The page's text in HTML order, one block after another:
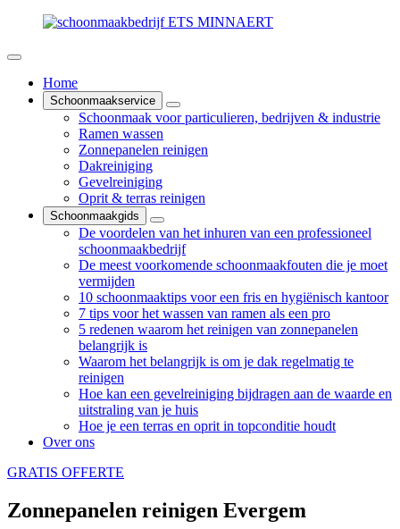
Home
Schoonmaakservice
Schoonmaak voor particulieren, bedrijven & industrie
Ramen wassen
Zonnepanelen reinigen
Dakreiniging
Gevelreiniging
Oprit & terras reinigen
Schoonmaakgids
De voordelen van het inhuren van een professioneel
schoonmaakbedrijf
De meest voorkomende schoonmaakfouten die je moet
vermijden
10 schoonmaaktips voor een fris en hygiënisch kantoor
7 tips voor het wassen van ramen als een pro
5 redenen waarom het reinigen van zonnepanelen
belangrijk is
Waarom het belangrijk is om je dak regelmatig te
reinigen
Hoe kan een gevelreiniging bijdragen aan de waarde en
uitstraling van je huis
Hoe je een terras en oprit in topconditie houdt
Over ons
GRATIS OFFERTE
Zonnepanelen reinigen Evergem